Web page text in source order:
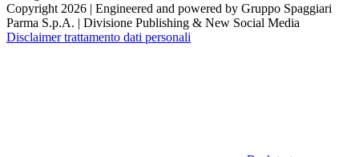
Copyright 2026 | Engineered and powered by Gruppo Spaggiari
Parma S.p.A. | Divisione Publishing & New Social Media
Disclaimer trattamento dati personali